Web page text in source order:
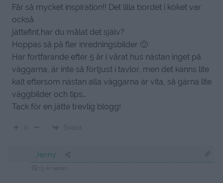
Får så mycket inspiration!! Det lilla bordet i köket var
också
jättefint,har du målat det själv?
Hoppas så på fler inredningsbilder 🙂
Har fortfarande efter 5 år i vårat hus nästan inget på
väggarna, är inte så förtjust i tavlor, men det känns lite
kalt eftersom nästan alla väggarna är vita, så gärna lite
väggbilder och tips…
Tack för en jätte trevlig blogg!
Svara
Jenny
13 år sedan